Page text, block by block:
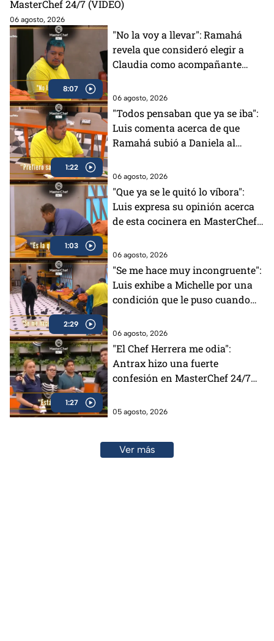
MasterChef 24/7 (VIDEO)
06 agosto, 2026
8:07
"No la voy a llevar": Ramahá
revela que consideró elegir a
Claudia como acompañante
MasterChef (VIDEO)
06 agosto, 2026
1:22
"Todos pensaban que ya se iba":
Luis comenta acerca de que
Ramahá subió a Daniela al
06 agosto, 2026
1:03
"Que ya se le quitó lo víbora":
Luis expresa su opinión acerca
de esta cocinera en MasterChef
06 agosto, 2026
2:29
"Se me hace muy incongruente":
Luis exhibe a Michelle por una
condición que le puso cuando
06 agosto, 2026
1:27
"El Chef Herrera me odia":
Antrax hizo una fuerte
confesión en MasterChef 24/7
05 agosto, 2026
Ver más